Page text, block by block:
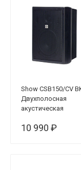
Show CSB150/CV
Двухполосная
акустическая
10 990 ₽